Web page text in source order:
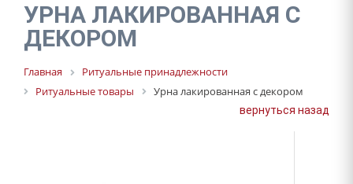
ВЕНКИ И ТРАУРНЫЕ КОРЗИНЫ
ТРАУРНЫЕ ЛЕНТЫ
КРЕСТЫ
ОДЕЖДА
УРНА ЛАКИРОВАННАЯ С
ДЕКОРОМ
Главная
Ритуальные принадлежности
Ритуальные товары
Урна лакированная с декором
вернуться назад